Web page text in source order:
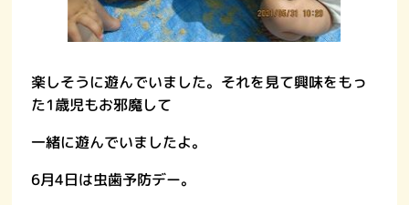
楽しそうに遊んでいました。それを見て興味をもっ
た1歳児もお邪魔して
一緒に遊んでいましたよ。
6月4日は虫歯予防デー。